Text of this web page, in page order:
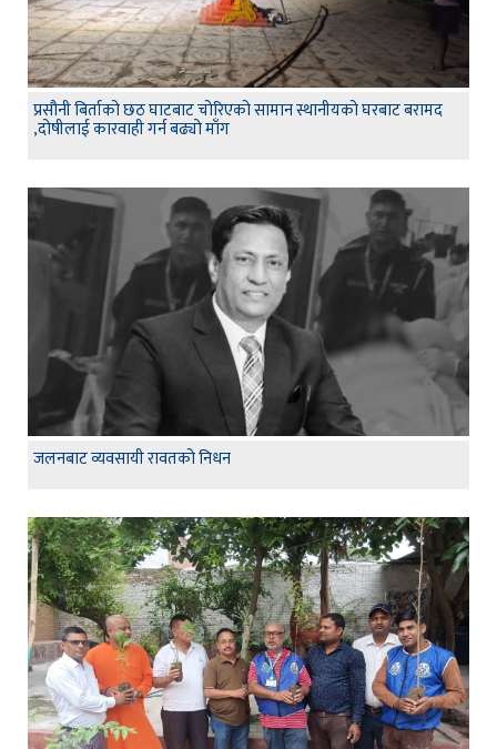
प्रसौनी बिर्ताको छठ घाटबाट चोरिएको सामान स्थानीयको घरबाट बरामद
,दोषीलाई कारवाही गर्न बढ्यो माँग
जलनबाट व्यवसायी रावतको निधन